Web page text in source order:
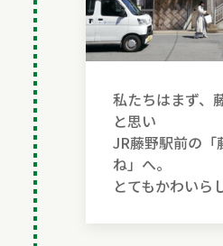
私たちはまず、
と思い
JR藤野駅前の「
ね」へ。
とてもかわいら